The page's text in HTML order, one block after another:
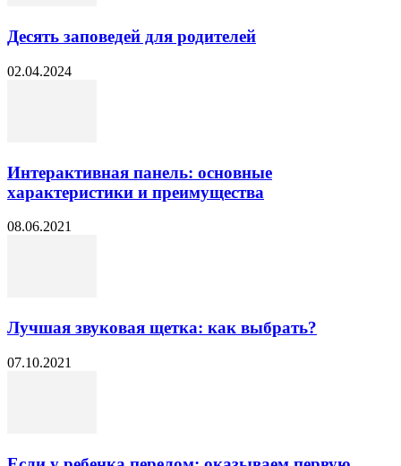
Десять заповедей для родителей
02.04.2024
Интерактивная панель: основные
характеристики и преимущества
08.06.2021
Лучшая звуковая щетка: как выбрать?
07.10.2021